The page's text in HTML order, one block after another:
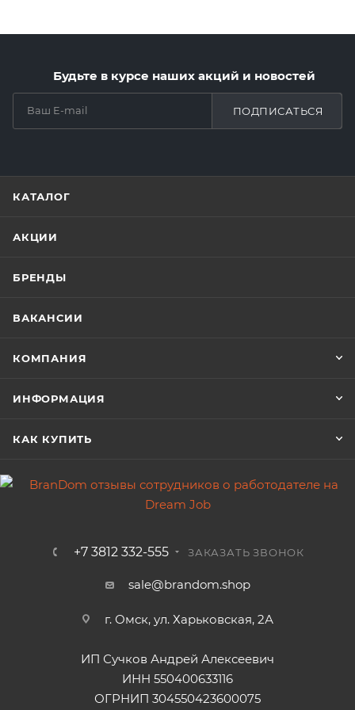
Будьте в курсе наших акций и новостей
ПОДПИСАТЬСЯ
КАТАЛОГ
АКЦИИ
БРЕНДЫ
ВАКАНСИИ
КОМПАНИЯ
ИНФОРМАЦИЯ
КАК КУПИТЬ
+7 3812 332-555 ЗАКАЗАТЬ ЗВОНОК
sale@brandom.shop
г. Омск, ул. Харьковская, 2А
ИП Сучков Андрей Алексеевич
ИНН 550400633116
ОГРНИП 304550423600075